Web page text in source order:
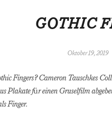
GOTHIC
Oktober 19, 2019
Fingers? Cameron Tauschkes
Plakate für einen Gruselfilm
Finger.